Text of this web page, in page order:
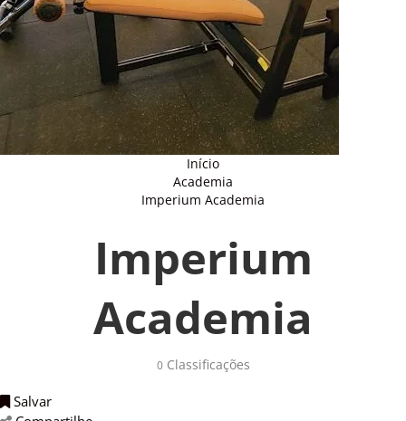
Início
Academia
Imperium Academia
Imperium
Academia
0Classificações
Salvar